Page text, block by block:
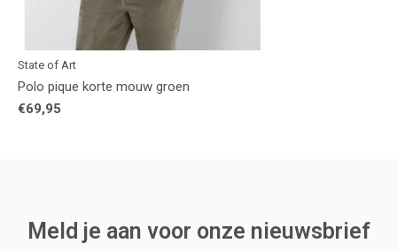
State of Art
Polo pique korte mouw groen
€69,95
Meld je aan voor onze nieuwsbrief